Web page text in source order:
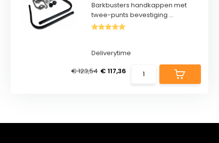
Barkbusters handkappen met
twee-punts bevestiging ...
Deliverytime
€ 123,54 € 117,36